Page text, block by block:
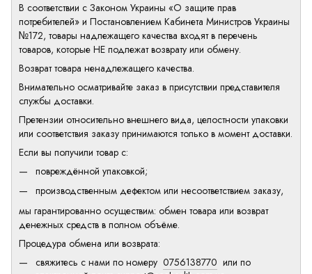
В соответствии с Законом Украины «О защите прав
потребителей» и Постановлением Кабинета Министров Украины
№172, товары надлежащего качества входят в перечень
товаров, которые НЕ подлежат возврату или обмену.
Возврат товара ненадлежащего качества.
Внимательно осматривайте заказ в присутствии представителя
службы доставки.
Претензии относительно внешнего вида, целостности упаковки
или соответствия заказу принимаются только в момент доставки.
Если вы получили товар с:
повреждённой упаковкой;
производственным дефектом или несоответствием заказу,
мы гарантированно осуществим: обмен товара или возврат
денежных средств в полном объёме.
Процедура обмена или возврата:
свяжитесь с нами по номеру 0756138770 или по